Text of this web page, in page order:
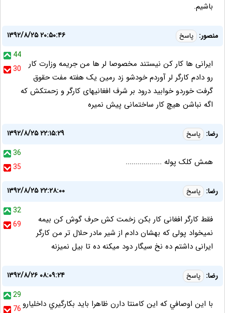
باشیم.
منصور: پاسخ
۱۳۹۲/۸/۲۵ ۲۰:۵۰:۴۶
44
30
ایرانی ها کار کن نیستند مخصوصا لر ها من جریمه وزارت کار
رو دادم کارگر لر آوردم خودشو زد رمین یک هفته مفت حقوق
گرفت خوردو خوابید درود بر شرف افغانیهای کارگر و زحمتکش که
اگه نباشن هیچ کار ساختمانی پیش نمیره
رضا: پاسخ
۱۳۹۲/۸/۲۵ ۲۲:۱۵:۲۹
36
35
همش کلک پوله ..................
رضا: پاسخ
۱۳۹۲/۸/۲۵ ۲۲:۲۸:۰۰
32
69
فقط کارگر افغانی کار بکن زخمت کش حرف گوش کن بیمه
نمیخواد پولی که بهشان دادم از شیر مادر حلال تر من کارگر
ایرانی داشتم ده نخ سیگار دود میکنه ده تا بیل نمیزنه
رضا: پاسخ
۱۳۹۲/۸/۲۶ ۰۸:۰۹:۲۴
29
76 با اين اوصافي كه اين كامنتا دارن ظاهرا بايد بكارگيري داخليارو